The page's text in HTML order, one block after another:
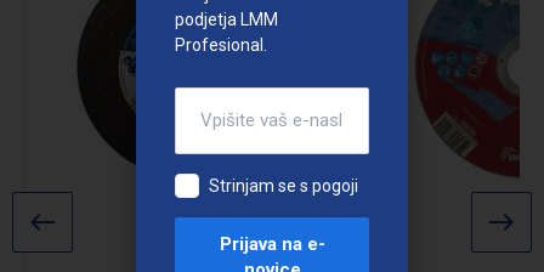
podjetja LMM
Profesional.
Strinjam se s pogoji
Prijava na e-